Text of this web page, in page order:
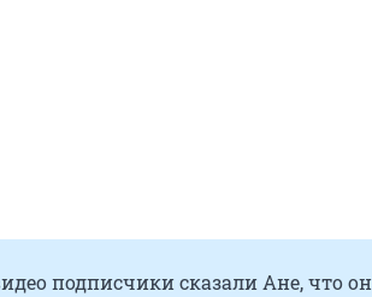
подписчики сказали Ане, что